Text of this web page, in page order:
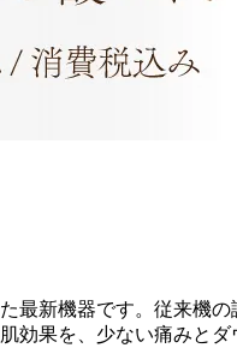
最新機器です。従来機
効果を、少ない痛みとダ